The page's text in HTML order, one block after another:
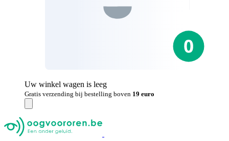
Uw winkel wagen is leeg
Gratis verzending bij bestelling boven 19 euro